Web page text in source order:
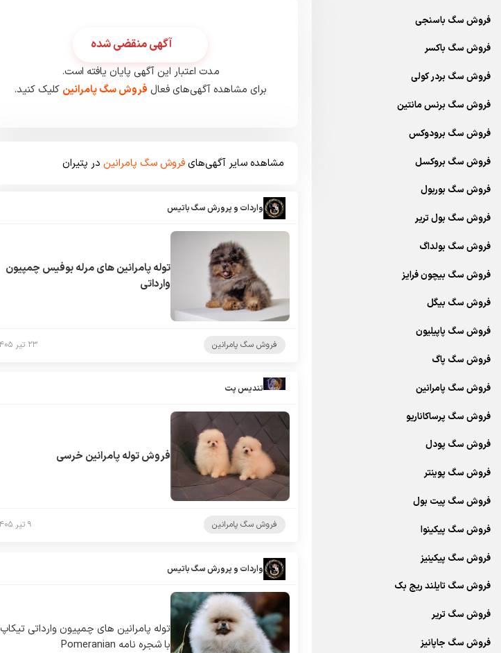
فروش سگ باسنجی
فروش سگ باکسر
فروش سگ بردر کولی
فروش سگ برنس مانتین
فروش سگ برودوکس
فروش سگ بروکسل
فروش سگ بوربول
فروش سگ بول تریر
فروش سگ بولداگ
فروش سگ بیچون فرایز
فروش سگ بیگل
فروش سگ پاپیلیون
فروش سگ پاگ
فروش سگ پامرانین
فروش سگ پرساکاناریو
فروش سگ پودل
فروش سگ پوینتر
فروش سگ پیت بول
فروش سگ پیکینوا
فروش سگ پیکینیز
فروش سگ تایلند ریج بک
فروش سگ تریر
فروش سگ جاپانیز
آگهی منقضی شده
مدت اعتبار این آگهی پایان یافته است.
برای مشاهده آگهی‌های فعال فروش سگ پامرانین کلیک کنید.
مشاهده سایر آگهی‌هایفروش سگ پامرانین در پتیران
واردات و پرورش سگ باتیس
توله پامرانین های مرله بوفیس چمپیون
وارداتی
فروش سگ پامرانین ۲۳ تیر ۱۴۰۵
تندیس پت
فروش توله پامرانین خرسی
فروش سگ پامرانین ۹ تیر ۱۴۰۵
واردات و پرورش سگ باتیس
توله پامرانین های چمپیون وارداتی تیکاپ
با شجره نامه Pomeranian